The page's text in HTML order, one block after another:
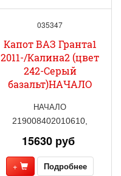
035347
Капот ВАЗ Гранта1
2011-/Калина2 (цвет
242-Серый
базальт)НАЧАЛО
НАЧАЛО
219008402010610,
15630 руб
+ Подробнее